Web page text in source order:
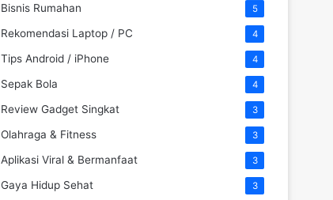
Bisnis Rumahan 5
Rekomendasi Laptop / PC 4
Tips Android / iPhone 4
Sepak Bola 4
Review Gadget Singkat 3
Olahraga & Fitness 3
Aplikasi Viral & Bermanfaat 3
Gaya Hidup Sehat 3